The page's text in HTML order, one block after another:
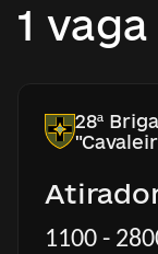
1 vaga
28ª
1100 -